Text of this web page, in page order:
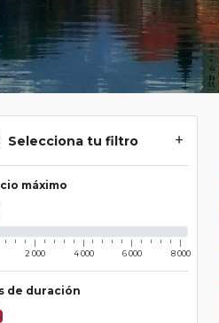
Selecciona tu filtro
máximo
2 000 4 000 6 000 8 000
de duración